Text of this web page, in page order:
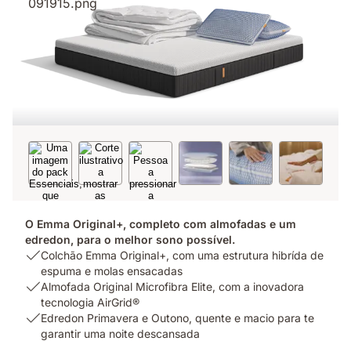
O Emma Original+, completo com almofadas e um
edredon, para o melhor sono possível.
USP
Colchão
Emma
Original+,
com
Colchão Emma Original+, com uma estrutura hibrída de
espuma e molas ensacadas
USP
Almofada
Original
Almofada Original Microfibra Elite, com a inovadora
tecnologia AirGrid®
USPEdredon Primavera e Outono, quente e macio para te
garantir uma noite descansada